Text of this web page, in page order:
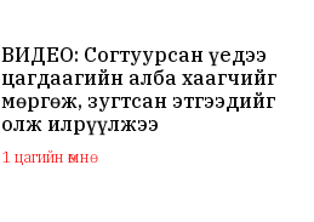
ВИДЕО: Согтуурсан үедээ
цагдаагийн алба хаагчийг
мөргөж, зугтсан этгээдийг
олж илрүүлжээ
1 цагийн өмнө